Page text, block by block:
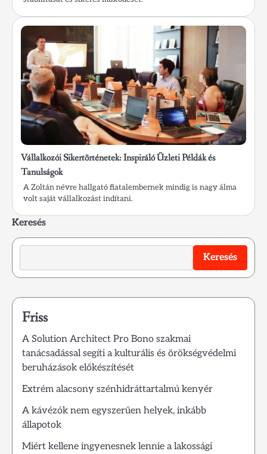
Vállalkozói Sikertörténetek: Inspiráló Üzleti Példák és
Tanulságok
A Zoltán névre hallgató fiatalembernek mindig is nagy álma
volt saját vállalkozást indítani.
Keresés
Keresés
Friss
A Solution Architect Pro Bono szakmai
tanácsadással segíti a kulturális és örökségvédelmi
beruházások előkészítését
Extrém alacsony szénhidráttartalmú kenyér
A kávézók nem egyszerűen helyek, inkább
állapotok
Miért kellene ingyenesnek lennie a lakossági